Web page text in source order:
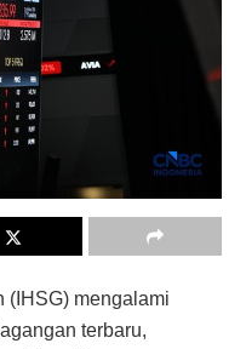
(IHSG) mengalami
terbaru,